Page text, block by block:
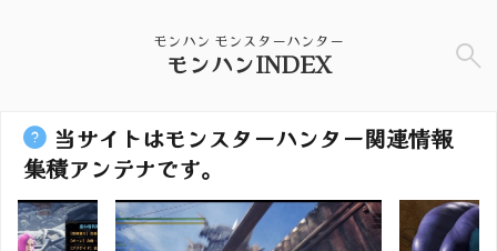
モンハン モンスターハンター
モンハンINDEX
当サイトはモンスターハンター関連情報
集積アンテナです。